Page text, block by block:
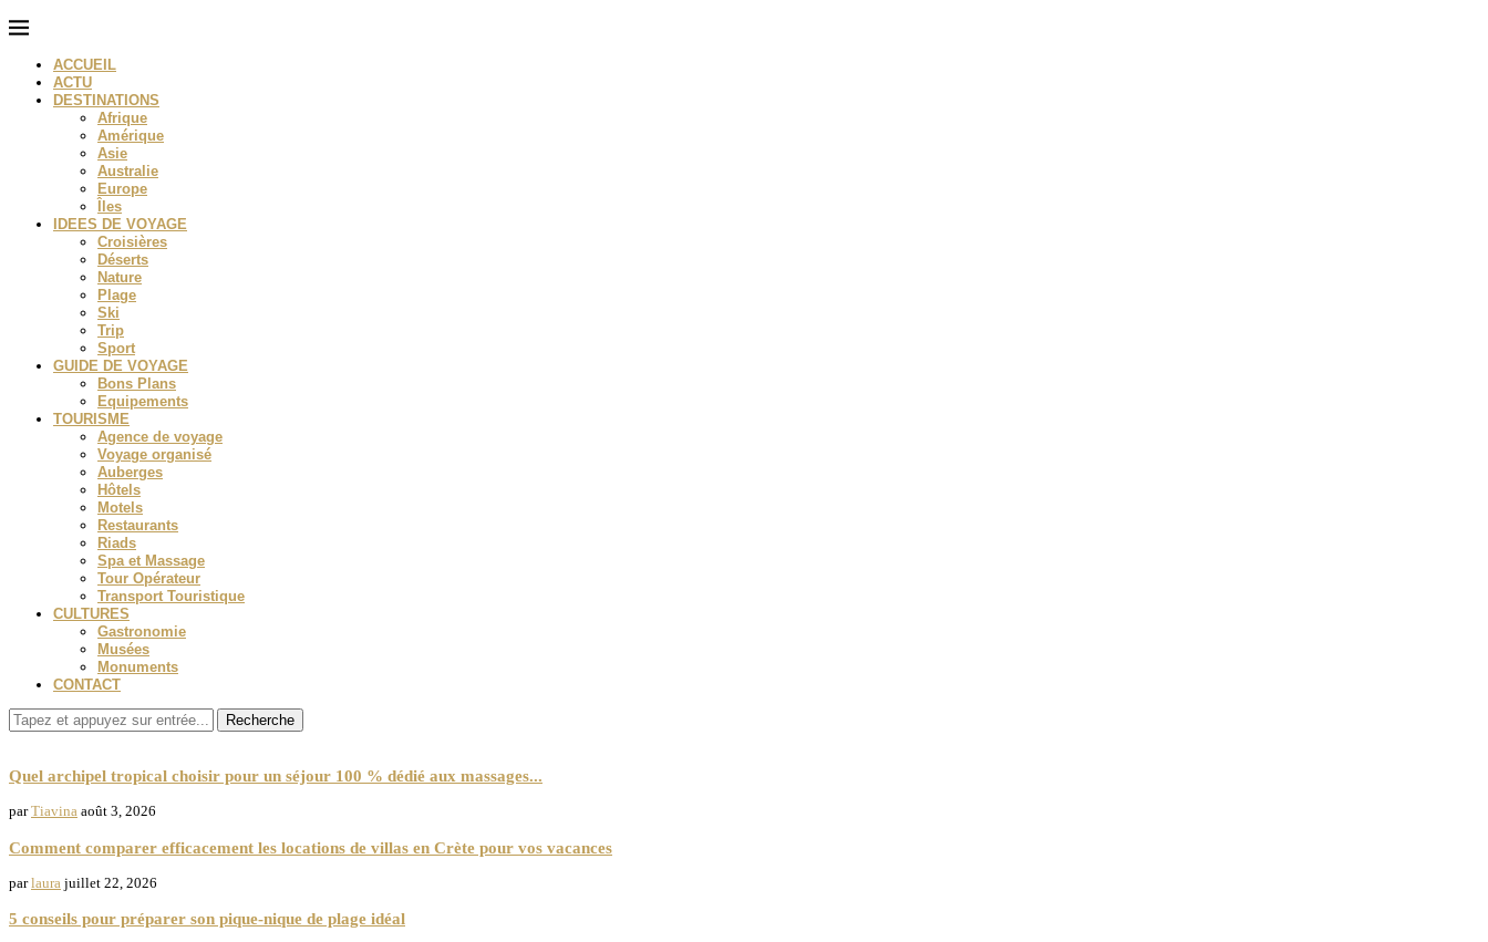
ACCUEIL
ACTU
DESTINATIONS
Afrique
Amérique
Asie
Australie
Europe
Îles
IDEES DE VOYAGE
Croisières
Déserts
Nature
Plage
Ski
Trip
Sport
GUIDE DE VOYAGE
Bons Plans
Equipements
TOURISME
Agence de voyage
Voyage organisé
Auberges
Hôtels
Motels
Restaurants
Riads
Spa et Massage
Tour Opérateur
Transport Touristique
CULTURES
Gastronomie
Musées
Monuments
CONTACT
Recherche
Quel archipel tropical choisir pour un séjour 100 % dédié aux massages...
parTiavina août 3, 2026
Comment comparer efficacement les locations de villas en Crète pour vos vacances
parlaura juillet 22, 2026
5 conseils pour préparer son pique-nique de plage idéal